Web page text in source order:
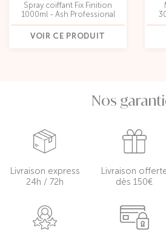
Spray coiffant Fix Finition
1000ml - Ash Professional
VOIR CE PRODUIT
Nos
Livraison express
24h / 72h
Livraison
dès 150€